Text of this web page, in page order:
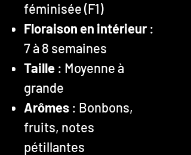
féminisée (F1)
Floraison en intérieur :
7 à 8 semaines
Taille : Moyenne à
grande
Arômes : Bonbons,
fruits, notes
pétillantes